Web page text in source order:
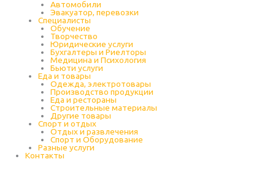
Автомобили
Эвакуатор, перевозки
Специалисты
Обучение
Творчество
Юридические услуги
Бухгалтеры и Риелторы
Медицина и Психология
Бьюти услуги
Еда и товары
Одежда, электротовары
Производство продукции
Еда и рестораны
Строительные материалы
Другие товары
Спорт и отдых
Отдых и развлечения
Спорт и Оборудование
Разные услуги
Контакты